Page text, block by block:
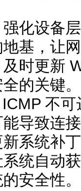
化设备
基，让
及时更新
的关键
不
导致连
系统补
统自动
安全性